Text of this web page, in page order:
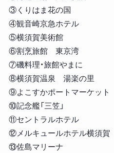
③くりはま花の国
④観音崎京急ホテル
⑤横須賀美術館
⑥割烹旅館 東京湾
⑦磯料理・旅館やまに
⑧横須賀温泉 湯楽の里
⑨よこすかポートマーケット
⑩記念艦「三笠」
⑪セントラルホテル
⑫メルキュールホテル横須賀
⑬佐島マリーナ